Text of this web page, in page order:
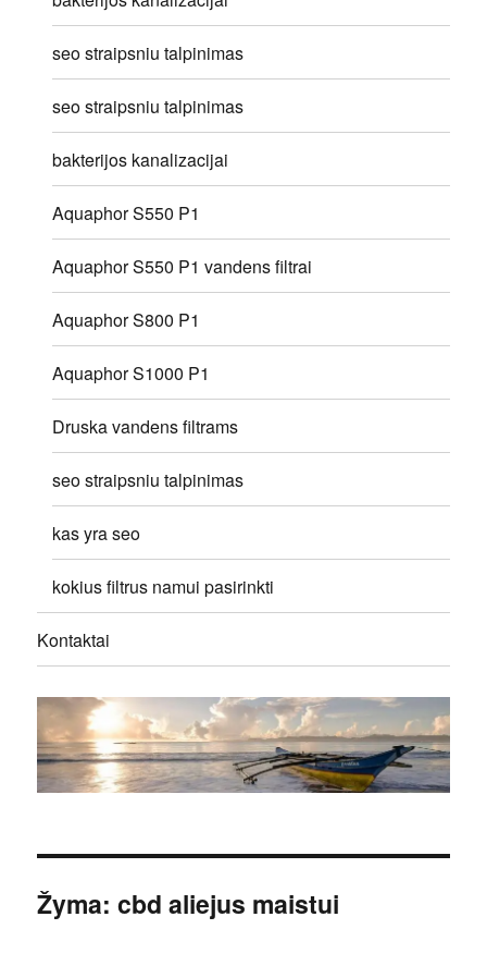
seo straipsniu talpinimas
seo straipsniu talpinimas
bakterijos kanalizacijai
Aquaphor S550 P1
Aquaphor S550 P1 vandens filtrai
Aquaphor S800 P1
Aquaphor S1000 P1
Druska vandens filtrams
seo straipsniu talpinimas
kas yra seo
kokius filtrus namui pasirinkti
Kontaktai
Žyma:cbd aliejus maistui